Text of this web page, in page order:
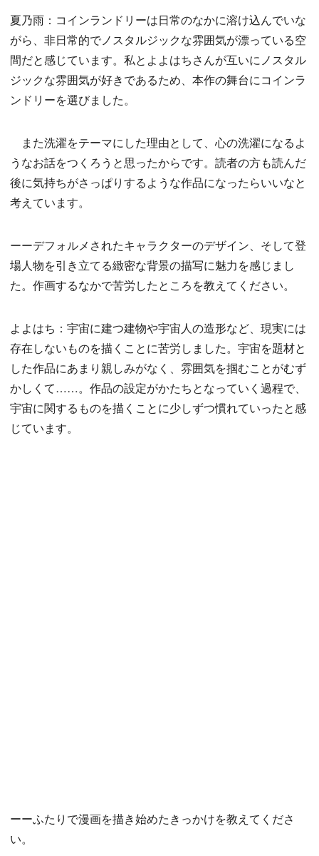
夏乃雨：コインランドリーは日常のなかに溶け込んでいな
がら、非日常的でノスタルジックな雰囲気が漂っている空
間だと感じています。私とよよはちさんが互いにノスタル
ジックな雰囲気が好きであるため、本作の舞台にコインラ
ンドリーを選びました。
また洗濯をテーマにした理由として、心の洗濯になるよ
うなお話をつくろうと思ったからです。読者の方も読んだ
後に気持ちがさっぱりするような作品になったらいいなと
考えています。
ーーデフォルメされたキャラクターのデザイン、そして登
場人物を引き立てる緻密な背景の描写に魅力を感じまし
た。作画するなかで苦労したところを教えてください。
よよはち：宇宙に建つ建物や宇宙人の造形など、現実には
存在しないものを描くことに苦労しました。宇宙を題材と
した作品にあまり親しみがなく、雰囲気を掴むことがむず
かしくて……。作品の設定がかたちとなっていく過程で、
宇宙に関するものを描くことに少しずつ慣れていったと感
じています。
ーーふたりで漫画を描き始めたきっかけを教えてくださ
い。